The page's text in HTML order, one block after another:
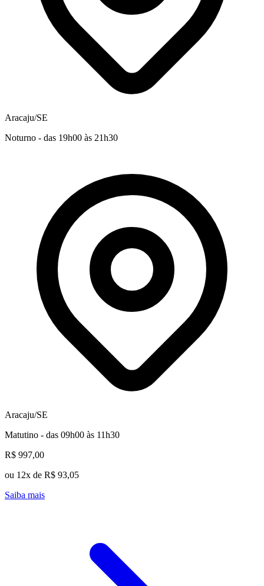
Aracaju/SE
Noturno - das 19h00 às 21h30
Aracaju/SE
Matutino - das 09h00 às 11h30
R$ 997,00
ou 12x de R$ 93,05
Saiba mais